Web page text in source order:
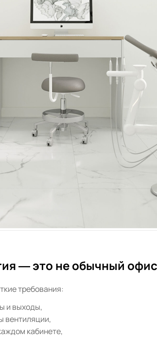
— это не обычный офис
требования:
и выходы,
вентиляции,
кабинете,